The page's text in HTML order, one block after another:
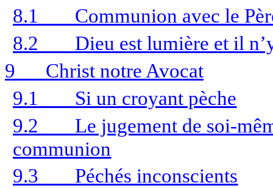
8.1
Communion avec le
8.2
Dieu est lumière et il
9
Christ notre Avocat
9.1
Si un croyant pèche
9.2
Le jugement de soi-
communion
9.3
Péchés inconscients